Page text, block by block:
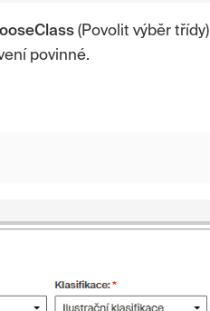
(Povolit výběr třídy)
povinné.